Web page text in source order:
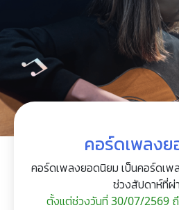
คอร์ดเพลง
คอร์ดเพลงยอดนิยม เป็นคอร์ดเพ
ช่วงสัปดาห์ที่ผ่
ตั้งแต่ช่วงวันที่ 30/07/2569